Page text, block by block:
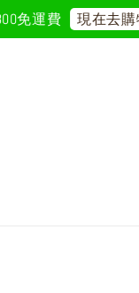
費 現在去購物！